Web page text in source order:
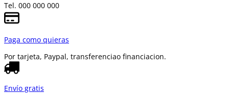
Tel. 000 000 000
Paga como quieras
Por tarjeta, Paypal, transferenciao financiacion.
Envío gratis